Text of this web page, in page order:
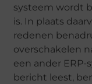
systeem wordt
is. In plaats
redenen
overschakelen
een ander
bericht leest,